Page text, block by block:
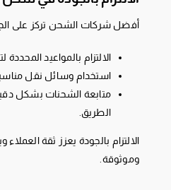
أفضل شركات الشحن تركز على
الالتزام بالمواعيد المحددة
استخدام وسائل نقل
متابعة الشحنات بشكل
الطريق.
الالتزام بالجودة يعزز ثقة
وموثوقة.